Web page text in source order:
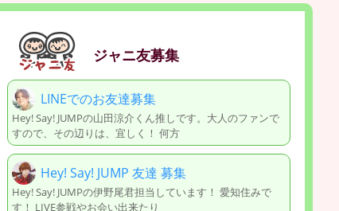
ジャニ友募集
LINEでのお友達募集
Hey! Say! JUMPの山田涼介くん推しです。大人のファンで
すので、その辺りは、宜しく！ 何方
Hey! Say! JUMP 友達 募集
Hey! Say! JUMPの伊野尾君担当しています！ 愛知住みで
す！ LIVE参戦やお会い出来たり